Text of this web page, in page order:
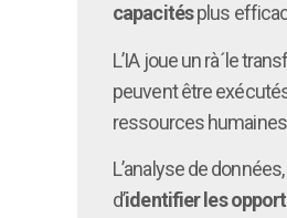
capacitésplus
L’IA joue un rà´le
peuvent être
ressources
L’analyse de
d’identifier les